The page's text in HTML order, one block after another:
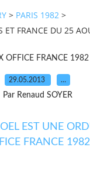
> PARIS 1982 >
ET FRANCE DU 25
OFFICE FRANCE 1982
29.05.2013 …
Par Renaud SOYER